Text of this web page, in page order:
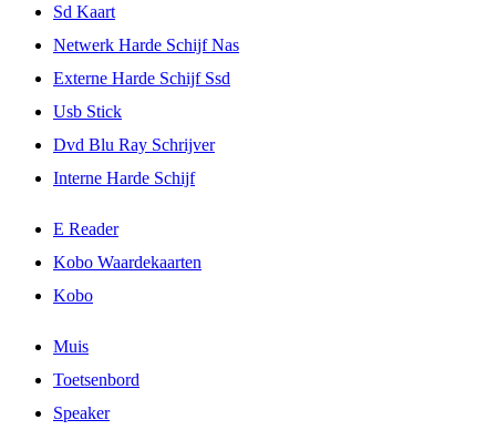
Sd Kaart
Netwerk Harde Schijf Nas
Externe Harde Schijf Ssd
Usb Stick
Dvd Blu Ray Schrijver
Interne Harde Schijf
E Reader
Kobo Waardekaarten
Kobo
Muis
Toetsenbord
Speaker